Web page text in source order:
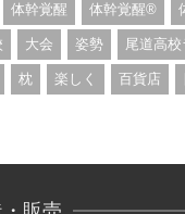
体幹覚醒 体幹覚醒®︎
大会 姿勢 尾道高
枕 楽しく 百貨店